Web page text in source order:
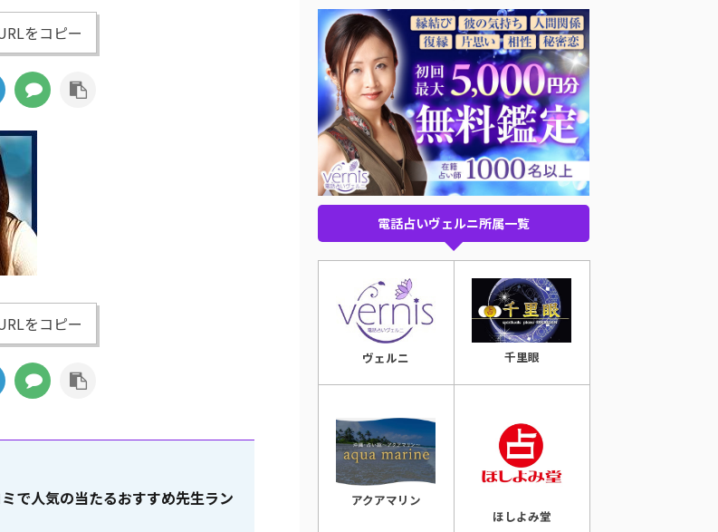
をコピー
をコピー
で人気の当たるおすすめ先生ラン
電話占いヴェルニ所属一覧
ヴェルニ 千里眼
アクアマリン
ほしよみ堂